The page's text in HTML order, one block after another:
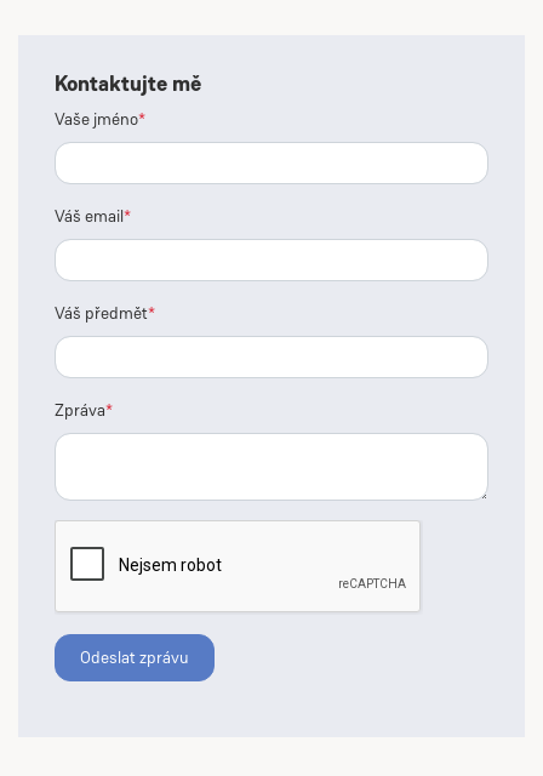
Kontaktujte mě
Vaše jméno
Váš email
Váš předmět
Zpráva